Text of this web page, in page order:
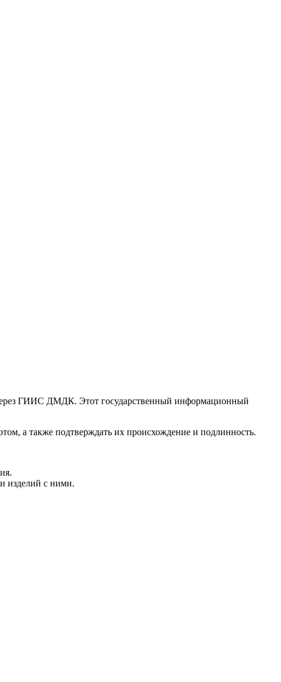
ГИИС ДМДК. Этот государственный информационный
а также подтверждать их происхождение и подлинность.
изделий с ними.